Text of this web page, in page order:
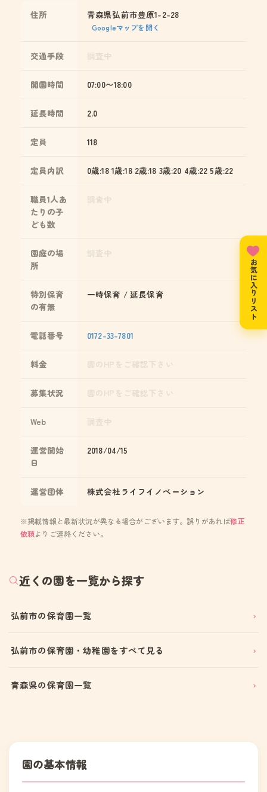
住所 青森県弘前市豊原1-2-28
Googleマップを開く
交通手段
開園時間 07:00〜18:00
延長時間 2.0
定員 118
定員内訳 0歳:18 1歳:18 2歳:18 3歳:20 4歳:22 5歳:22
職員1人あ
たりの子
ども数
園庭の場
所
特別保育
の有無
一時保育 / 延長保育
電話番号 0172-33-7801
料金
募集状況
Web
運営開始
日
2018/04/15
運営団体 株式会社ライフイノベーション
※掲載情報と最新状況が異なる場合がございます。誤りがあれば修正
依頼よりご連絡ください。
近くの園を一覧から探す
弘前市の保育園一覧
弘前市の保育園・幼稚園をすべて見る
青森県の保育園一覧
園の基本情報
お気に入りリスト